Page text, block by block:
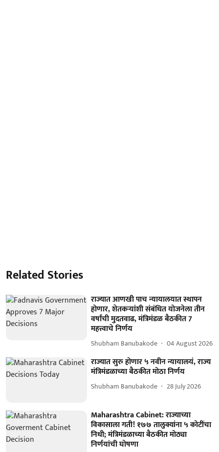
Related Stories
राज्यात आणखी पाच न्यायालयात स्थापन
होणार, शेतकऱ्यांशी संबंधित योजनेला तीन
वर्षांची मुदतवाढ, मंत्रिमंडळ बैठकीत 7
महत्त्वाचे निर्णय
Shubham Banubakode 04 August 2026
राज्यात सुरु होणार ५ नवीन न्यायालयं, राज्य
मंत्रिमंडळाच्या बैठकीत मोठा निर्णय
Shubham Banubakode 28 July 2026
Maharashtra Cabinet: राज्याच्या
विकासाला गती! १७७ तालुक्यांना ५ कोटींचा
निधी; मंत्रिमंडळाच्या बैठकीत मोठ्या
निर्णयांची घोषणा